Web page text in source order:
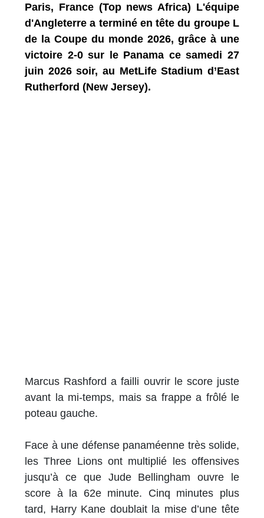
Paris, France (Top news Africa) L'équipe
d'Angleterre a terminé en tête du groupe L
de la Coupe du monde 2026, grâce à une
victoire 2-0 sur le Panama ce samedi 27
juin 2026 soir, au MetLife Stadium d’East
Rutherford (New Jersey).
Marcus Rashford a failli ouvrir le score juste
avant la mi-temps, mais sa frappe a frôlé le
poteau gauche.
Face à une défense panaméenne très solide,
les Three Lions ont multiplié les offensives
jusqu’à ce que Jude Bellingham ouvre le
score à la 62e minute. Cinq minutes plus
tard, Harry Kane doublait la mise d’une tête